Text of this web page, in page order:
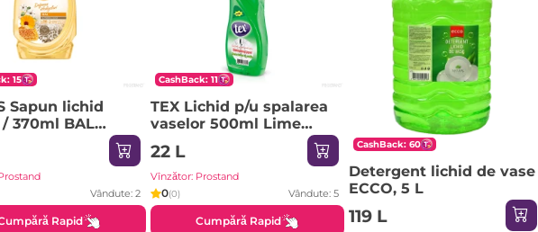
15
Sapun lichid
370ml BAL
Vândute: 2
Rapid
CashBack: 11
TEX Lichid p/u spalarea
vaselor 500ml Lime
(verde)
22 L
Vînzător: Prostand
0(0) Vândute: 5
Cumpără Rapid
CashBack: 60
Detergent lichid de vase
ECCO, 5 L
119 L